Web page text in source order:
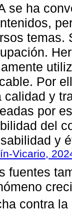
se ha
temas.
Por
calidad y
por
del
y
Vicario,
fuentes
contra